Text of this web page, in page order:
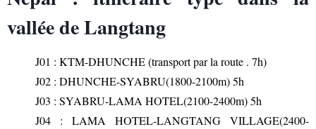
vallée de Langtang
J01 : KTM-DHUNCHE (transport par la route . 7h)
J02 : DHUNCHE-SYABRU(1800-2100m) 5h
J03 : SYABRU-LAMA HOTEL(2100-2400m) 5h
J04 : LAMA HOTEL-LANGTANG VILLAGE(2400-